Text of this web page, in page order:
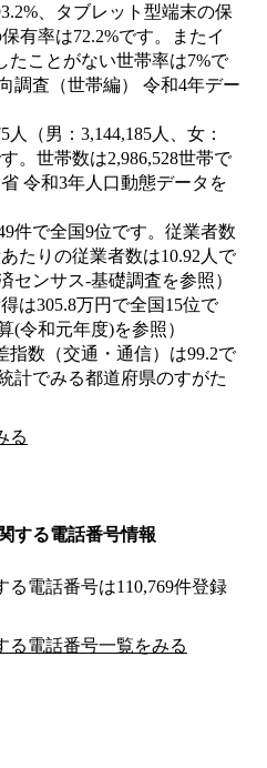
、タブレット型端末の保
有率は72.2%です。またイ
たことがない世帯率は7%で
調査（世帯編） 令和4年デー
（男：3,144,185人、女：
。世帯数は2,986,528世帯で
令和3年人口動態データを
件で全国9位です。従業者数
たりの従業者数は10.92人で
センサス‐基礎調査を参照）
は305.8万円で全国15位で
(令和元年度)を参照）
指数（交通・通信）は99.2で
計でみる都道府県のすがた
る
する電話番号情報
電話番号は110,769件登録
る電話番号一覧をみる